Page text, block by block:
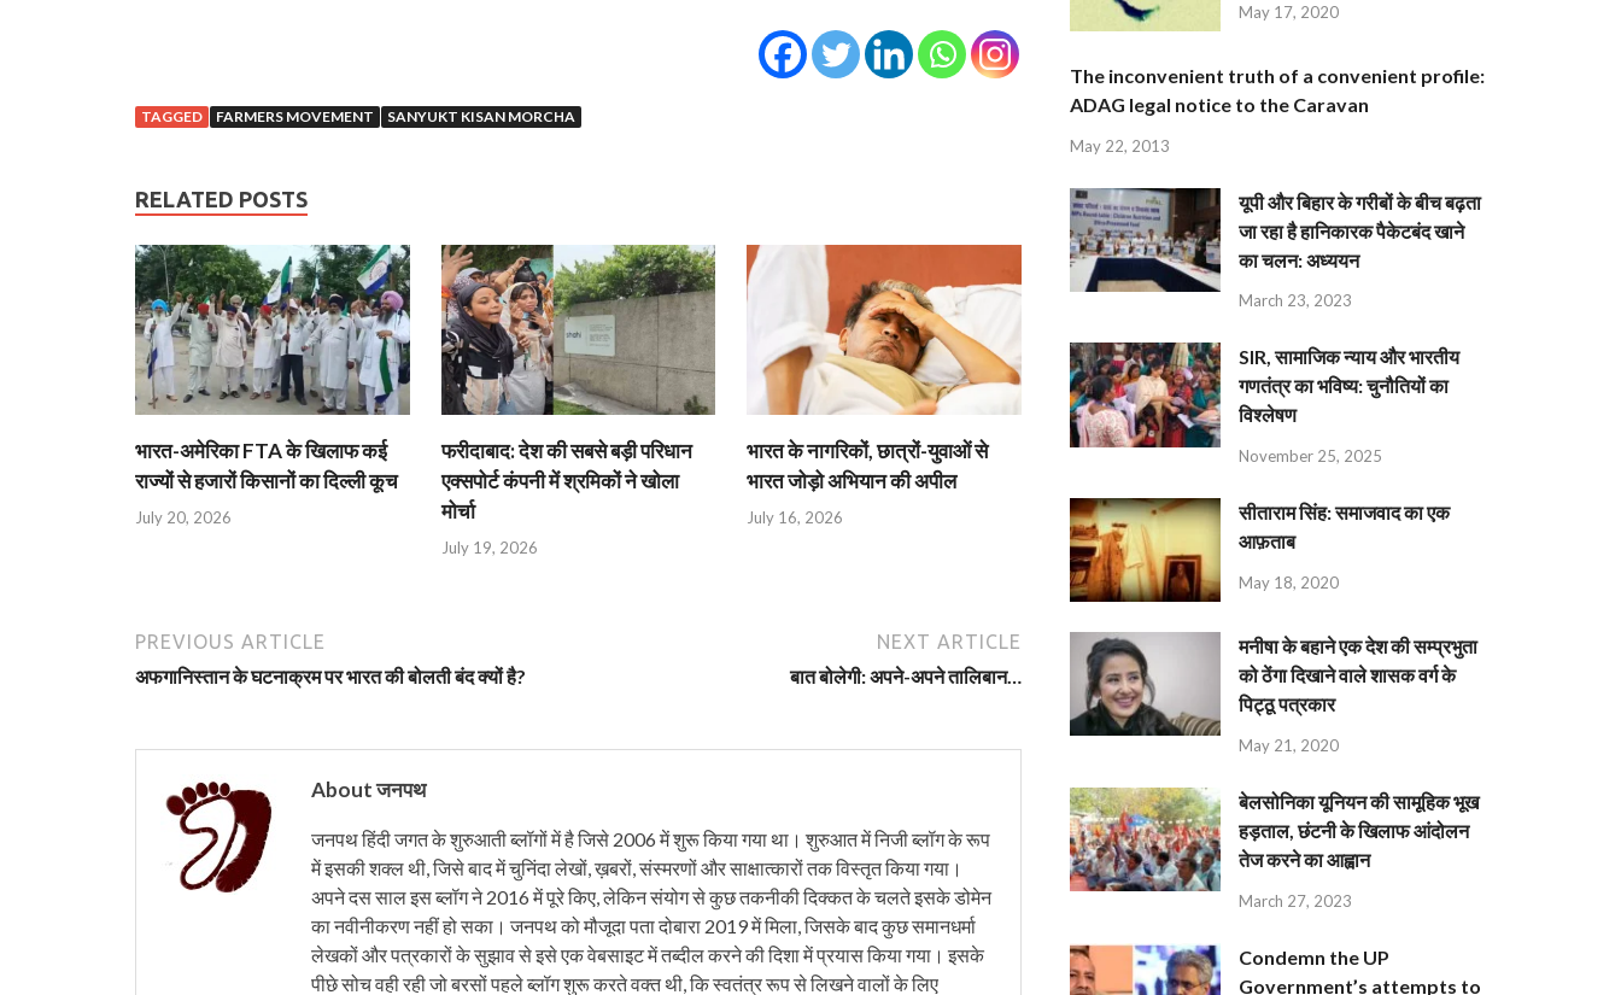
TAGGED FARMERS MOVEMENT SANYUKT KISAN MORCHA
RELATED POSTS
भारत-अमेरिका FTA के खिलाफ कई
राज्यों से हजारों किसानों का दिल्ली कूच
July 20, 2026
फरीदाबाद: देश की सबसे बड़ी परिधान
एक्सपोर्ट कंपनी में श्रमिकों ने खोला
मोर्चा
July 19, 2026
भारत के नागरिकों, छात्रों-युवाओं से
भारत जोड़ो अभियान की अपील
July 16, 2026
PREVIOUS ARTICLE
अफगानिस्तान के घटनाक्रम पर भारत की बोलती बंद क्यों है?
NEXT ARTICLE
बात बोलेगी: अपने-अपने तालिबान…
About जनपथ
जनपथ हिंदी जगत के शुरुआती ब्लॉगों में है जिसे 2006 में शुरू किया गया था। शुरुआत में निजी ब्लॉग के रूप
में इसकी शक्ल थी, जिसे बाद में चुनिंदा लेखों, ख़बरों, संस्मरणों और साक्षात्कारों तक विस्तृत किया गया।
अपने दस साल इस ब्लॉग ने 2016 में पूरे किए, लेकिन संयोग से कुछ तकनीकी दिक्कत के चलते इसके डोमेन
का नवीनीकरण नहीं हो सका। जनपथ को मौजूदा पता दोबारा 2019 में मिला, जिसके बाद कुछ समानधर्मा
लेखकों और पत्रकारों के सुझाव से इसे एक वेबसाइट में तब्दील करने की दिशा में प्रयास किया गया। इसके
पीछे सोच वही रही जो बरसों पहले ब्लॉग शुरू करते वक्त थी, कि स्वतंत्र रूप से लिखने वालों के लिए
May 17, 2020
The inconvenient truth of a convenient profile:
ADAG legal notice to the Caravan
May 22, 2013
यूपी और बिहार के गरीबों के बीच बढ़ता
जा रहा है हानिकारक पैकेटबंद खाने
का चलन: अध्ययन
March 23, 2023
SIR, सामाजिक न्याय और भारतीय
गणतंत्र का भविष्य: चुनौतियों का
विश्लेषण
November 25, 2025
सीताराम सिंह: समाजवाद का एक
आफ़ताब
May 18, 2020
मनीषा के बहाने एक देश की सम्प्रभुता
को ठेंगा दिखाने वाले शासक वर्ग के
पिट्ठू पत्रकार
May 21, 2020
बेलसोनिका यूनियन की सामूहिक भूख
हड़ताल, छंटनी के खिलाफ आंदोलन
तेज करने का आह्वान
March 27, 2023
Condemn the UP
Government’s attempts to